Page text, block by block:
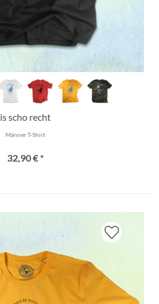
is scho recht
Männer T-Shirt
32,90 € *